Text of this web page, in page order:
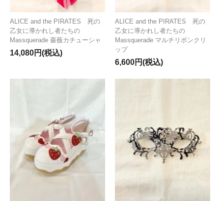
ALICE and the PIRATES 死の
乙女に導かれし者たちの
Massquerade 薔薇カチューシャ
14,080円(税込)
ALICE and the PIRATES 死の
乙女に導かれし者たちの
Massquerade マルチリボンクリ
ップ
6,600円(税込)